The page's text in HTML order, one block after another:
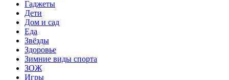
Гаджеты
Дети
Дом и сад
Еда
Звёзды
Здоровье
Зимние виды спорта
ЗОЖ
Игры